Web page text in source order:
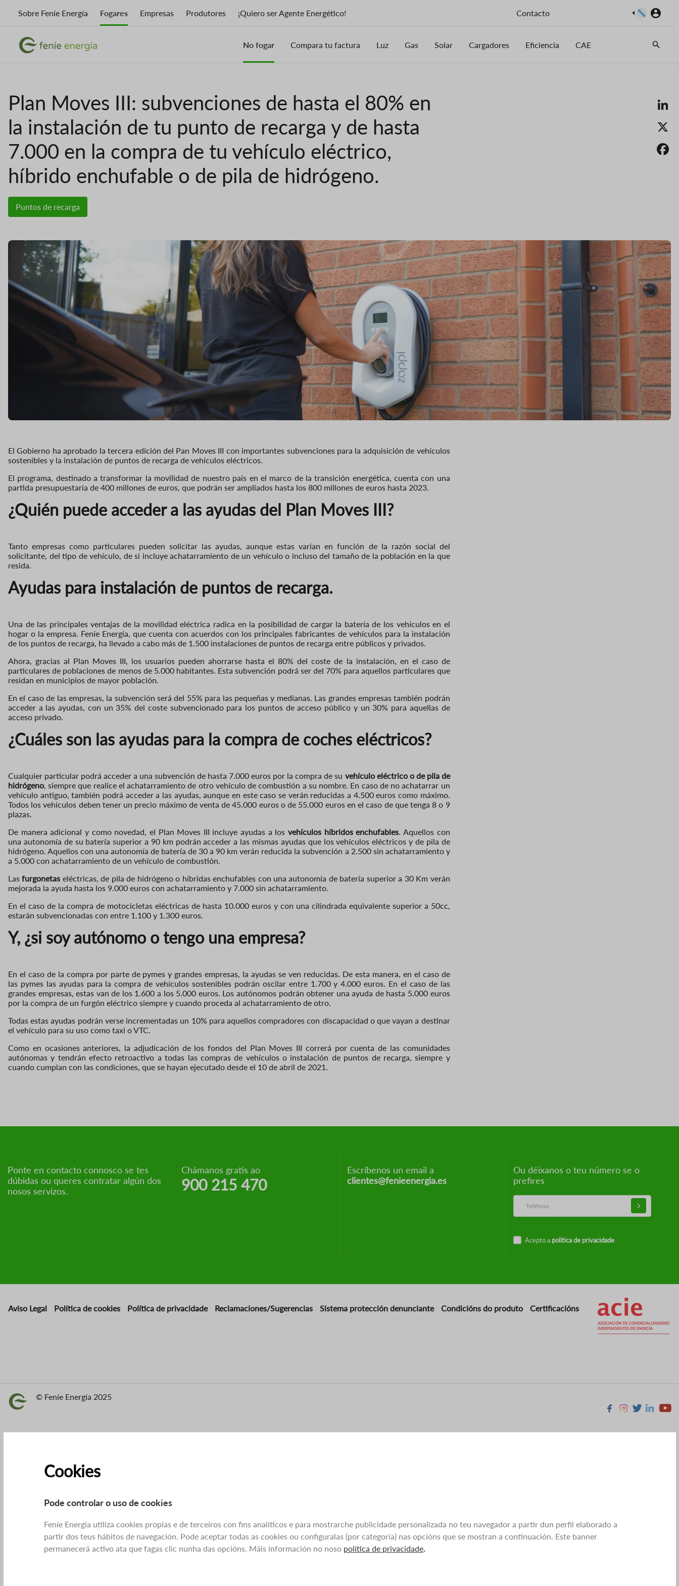
principal
Sobre Feníe Energía Fogares Empresas Produtores ¡Quiero ser Agente Energético! Contacto Imaxe
ImaxeImaxe No fogar Compara tu factura Luz Gas Solar Cargadores Eficiencia CAE
Plan Moves III: subvenciones de hasta el 80% en
la instalación de tu punto de recarga y de hasta
7.000 en la compra de tu vehículo eléctrico,
híbrido enchufable o de pila de hidrógeno.
Puntos de recarga
El Gobierno ha aprobado la tercera edición del Pan Moves III con importantes subvenciones para la adquisición de vehículos
sostenibles y la instalación de puntos de recarga de vehículos eléctricos.
El programa, destinado a transformar la movilidad de nuestro país en el marco de la transición energética, cuenta con una
partida presupuestaria de 400 millones de euros, que podrán ser ampliados hasta los 800 millones de euros hasta 2023.
¿Quién puede acceder a las ayudas del Plan Moves III?
Tanto empresas como particulares pueden solicitar las ayudas, aunque estas varían en función de la razón social del
solicitante, del tipo de vehículo, de si incluye achatarramiento de un vehículo o incluso del tamaño de la población en la que
resida.
Ayudas para instalación de puntos de recarga.
Una de las principales ventajas de la movilidad eléctrica radica en la posibilidad de cargar la batería de los vehículos en el
hogar o la empresa. Feníe Energía, que cuenta con acuerdos con los principales fabricantes de vehículos para la instalación
de los puntos de recarga, ha llevado a cabo más de 1.500 instalaciones de puntos de recarga entre públicos y privados.
Ahora, gracias al Plan Moves III, los usuarios pueden ahorrarse hasta el 80% del coste de la instalación, en el caso de
particulares de poblaciones de menos de 5.000 habitantes. Esta subvención podrá ser del 70% para aquellos particulares que
residan en municipios de mayor población.
En el caso de las empresas, la subvención será del 55% para las pequeñas y medianas. Las grandes empresas también podrán
acceder a las ayudas, con un 35% del coste subvencionado para los puntos de acceso público y un 30% para aquellas de
acceso privado.
¿Cuáles son las ayudas para la compra de coches eléctricos?
Cualquier particular podrá acceder a una subvención de hasta 7.000 euros por la compra de su vehículo eléctrico o de pila de
hidrógeno, siempre que realice el achatarramiento de otro vehículo de combustión a su nombre. En caso de no achatarrar un
vehículo antiguo, también podrá acceder a las ayudas, aunque en este caso se verán reducidas a 4.500 euros como máximo.
Todos los vehículos deben tener un precio máximo de venta de 45.000 euros o de 55.000 euros en el caso de que tenga 8 o 9
plazas.
De manera adicional y como novedad, el Plan Moves III incluye ayudas a losvehículos híbridos enchufables. Aquellos con
una autonomía de su batería superior a 90 km podrán acceder a las mismas ayudas que los vehículos eléctricos y de pila de
hidrógeno. Aquellos con una autonomía de batería de 30 a 90 km verán reducida la subvención a 2.500 sin achatarramiento y
a 5.000 con achatarramiento de un vehículo de combustión.
Lasfurgonetas eléctricas, de pila de hidrógeno o híbridas enchufables con una autonomía de batería superior a 30 Km verán
mejorada la ayuda hasta los 9.000 euros con achatarramiento y 7.000 sin achatarramiento.
En el caso de la compra de motocicletas eléctricas de hasta 10.000 euros y con una cilindrada equivalente superior a 50cc,
estarán subvencionadas con entre 1.100 y 1.300 euros.
Y, ¿si soy autónomo o tengo una empresa?
En el caso de la compra por parte de pymes y grandes empresas, la ayudas se ven reducidas. De esta manera, en el caso de
las pymes las ayudas para la compra de vehículos sostenibles podrán oscilar entre 1.700 y 4.000 euros. En el caso de las
grandes empresas, estas van de los 1.600 a los 5.000 euros. Los autónomos podrán obtener una ayuda de hasta 5.000 euros
por la compra de un furgón eléctrico siempre y cuando proceda al achatarramiento de otro.
Todas estas ayudas podrán verse incrementadas un 10% para aquellos compradores con discapacidad o que vayan a destinar
el vehículo para su uso como taxi o VTC.
Como en ocasiones anteriores, la adjudicación de los fondos del Plan Moves III correrá por cuenta de las comunidades
autónomas y tendrán efecto retroactivo a todas las compras de vehículos o instalación de puntos de recarga, siempre y
cuando cumplan con las condiciones, que se hayan ejecutado desde el 10 de abril de 2021.
Ponte en contacto connosco se tes
dúbidas ou queres contratar algún dos
nosos servizos.
Chámanos gratis ao
900 215 470
Escríbenos un email a
clientes@fenieenergia.es
Ou déixanos o teu número se o
prefires
Acepto a política de privacidade
Aviso Legal Política de cookies Política de privacidade Reclamaciones/Sugerencias Sistema protección denunciante Condicións do produto Certificacións
Imaxe
© Feníe Energía 2025
Facebook
Instagram
X Linkedin
Cookies
Pode controlar o uso de cookies
Feníe Energía utiliza cookies propias e de terceiros con fins analíticos e para mostrarche publicidade personalizada no teu navegador a partir dun perfil elaborado a
partir dos teus hábitos de navegación. Pode aceptar todas as cookies ou configuralas (por categoría) nas opcións que se mostran a continuación. Este banner
permanecerá activo ata que fagas clic nunha das opcións. Máis información no noso política de privacidade.